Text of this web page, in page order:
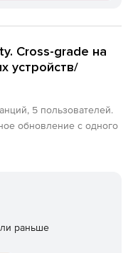
Cross-grade на
устройств/
5 пользователей.
обновление с одного
раньше